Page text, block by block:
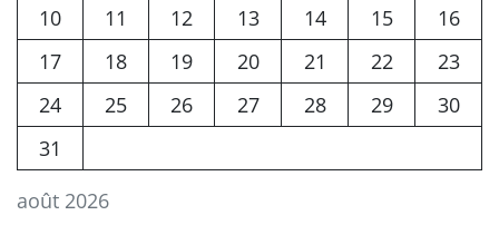
août 2026
10
11 12 13 14 15
16
17
18 19 20 21 22
23
24
25 26 27 28 29
30
31